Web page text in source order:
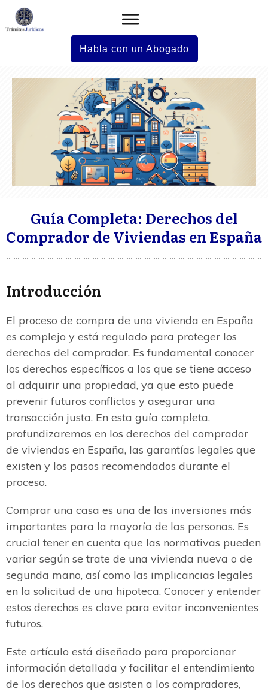
Habla con un Abogado
Guía Completa: Derechos del
Comprador de Viviendas en España
Introducción
El proceso de compra de una vivienda en España
es complejo y está regulado para proteger los
derechos del comprador. Es fundamental conocer
los derechos específicos a los que se tiene acceso
al adquirir una propiedad, ya que esto puede
prevenir futuros conflictos y asegurar una
transacción justa. En esta guía completa,
profundizaremos en los derechos del comprador
de viviendas en España, las garantías legales que
existen y los pasos recomendados durante el
proceso.
Comprar una casa es una de las inversiones más
importantes para la mayoría de las personas. Es
crucial tener en cuenta que las normativas pueden
variar según se trate de una vivienda nueva o de
segunda mano, así como las implicancias legales
en la solicitud de una hipoteca. Conocer y entender
estos derechos es clave para evitar inconvenientes
futuros.
Este artículo está diseñado para proporcionar
información detallada y facilitar el entendimiento
de los derechos que asisten a los compradores,